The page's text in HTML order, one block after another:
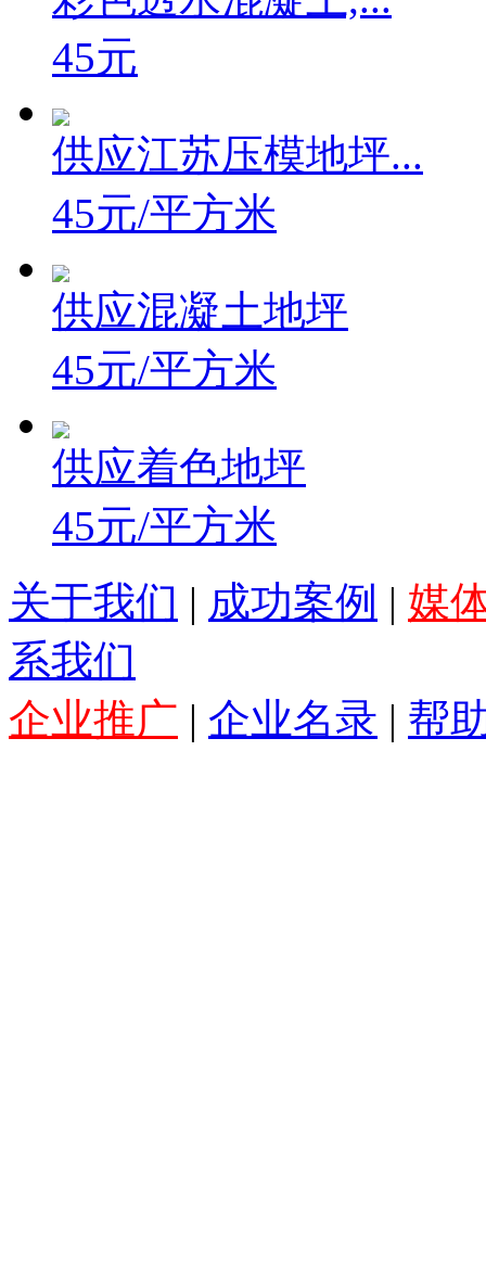
彩色透水混凝土,...
45元
供应江苏压模地坪...
45元/平方米
供应混凝土地坪
45元/平方米
供应着色地坪
45元/平方米
关于我们 | 成功案例 | 媒
系我们
企业推广 | 企业名录 | 帮